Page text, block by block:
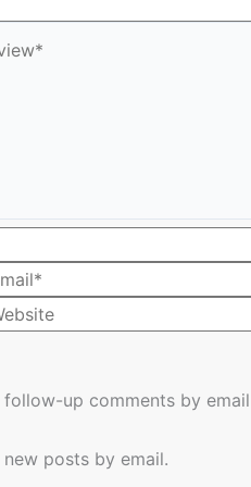
up comments by
posts by email.